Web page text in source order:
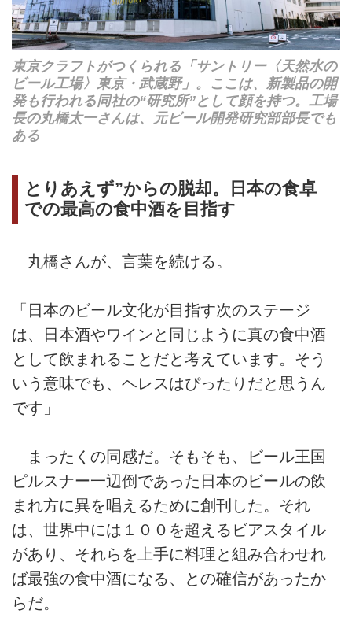
東京クラフトがつくられる「サントリー〈天然水の
ビール工場〉東京・武蔵野」。ここは、新製品の開
発も行われる同社の“研究所”として顔を持つ。工場
長の丸橋太一さんは、元ビール開発研究部部長でも
ある
とりあえず”からの脱却。日本の食卓
での最高の食中酒を目指す
丸橋さんが、言葉を続ける。
「日本のビール文化が目指す次のステージ
は、日本酒やワインと同じように真の食中酒
として飲まれることだと考えています。そう
いう意味でも、ヘレスはぴったりだと思うん
です」
まったくの同感だ。そもそも、ビール王国
ピルスナー一辺倒であった日本のビールの飲
まれ方に異を唱えるために創刊した。それ
は、世界中には１００を超えるビアスタイル
があり、それらを上手に料理と組み合わせれ
ば最強の食中酒になる、との確信があったか
らだ。